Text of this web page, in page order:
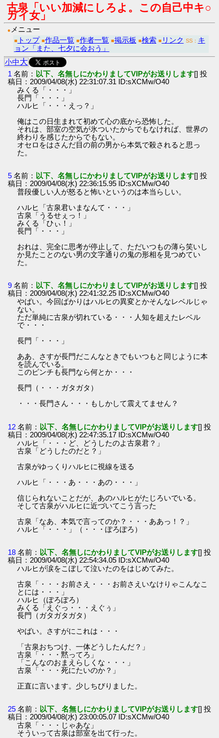
古泉「いい加減にしろよ。この自己中キ○
ガイ女」
● メニュー
■ トップ ■作品一覧 ■作者一覧 ■掲示板 ■検索 ■ リンク SS： キ
ョン「また、七夕に会おう」
小中大
1 名前： 以下、名無しにかわりましてVIPがお送りします[] 投
稿日：2009/04/08(水) 22:31:07.31 ID:sXCMw/O40
みくる「・・・」
長門「・・・」
ハルヒ「・・・えっ？」
俺はこの日生まれて初めて心の底から恐怖した。
それは、部室の空気が氷ついたからでもなければ、世界の
終わりを感じたからでもない。
オセロをはさんだ目の前の男から本気で殺されると思っ
た。
5 名前： 以下、名無しにかわりましてVIPがお送りします[] 投
稿日：2009/04/08(水) 22:36:15.95 ID:sXCMw/O40
普段優しい人が怒ると怖いというのは本当らしい。
ハルヒ「古泉君いまなんて・・・」
古泉「うるせぇっ！」
みくる「ひぃ！」
長門「・・・」
おれは、完全に思考が停止して、ただいつもの薄ら笑いし
か見たことのない男の文字通りの鬼の形相を見つめてい
た。
9 名前： 以下、名無しにかわりましてVIPがお送りします[] 投
稿日：2009/04/08(水) 22:41:32.25 ID:sXCMw/O40
やばい。今回ばかりはハルヒの異変とかそんなレベルじゃ
ない。
ただ単純に古泉が切れている・・・人知を超えたレベル
で・・・
長門「・・・」
ああ、さすが長門だこんなときでもいつもと同じように本
を読んでいる。
このピンチも長門なら何とか・・・
長門（・・・ガタガタ）
・・・長門さん・・・もしかして震えてません？
12 名前： 以下、名無しにかわりましてVIPがお送りします[] 投
稿日：2009/04/08(水) 22:47:35.17 ID:sXCMw/O40
ハルヒ「・・・ど、どうしたのよ古泉君？」
古泉「どうしたのだと？」
古泉がゆっくりハルヒに視線を送る
ハルヒ「・・・あ・・・あの・・・」
信じられないことだが、あのハルヒがたじろいでいる。
そして古泉がハルヒに近づいてこう言った
古泉「なあ、本気で言ってのか？・・・ああっ！？」
ハルヒ「・・・」（・・・ぽろぽろ）
18 名前： 以下、名無しにかわりましてVIPがお送りします[] 投
稿日：2009/04/08(水) 22:54:34.05 ID:sXCMw/O40
ハルヒが涙をこぼして泣いたのをはじめてみた。
古泉「・・・お前さえ・・・お前さえいなけりゃこんなこ
とには・・・」
ハルヒ（ぽろぽろ）
みくる「えぐっ・・・えぐぅ」
長門（ガタガタガタ）
やばい。さすがにこれは・・・
「古泉おちつけ、一体どうしたんだ？」
古泉「・・・黙ってろ」
「こんなのおまえらしくな・・・」
古泉「・・・死にたいのか？」
正直に言います。少しちびりました。
25 名前： 以下、名無しにかわりましてVIPがお送りします[] 投
稿日：2009/04/08(水) 23:00:05.07 ID:sXCMw/O40
古泉「・・・じゃあな」
そういって古泉は部室を出て行った。